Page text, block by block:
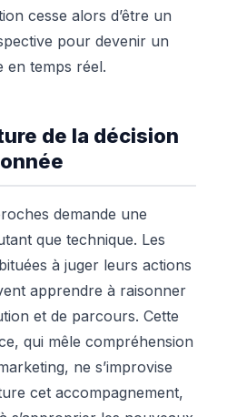
cesse alors d’être un
pour devenir un
en temps réel.
de la décision
demande une
que technique. Les
à juger leurs actions
apprendre à raisonner
et de parcours. Cette
qui mêle compréhension
ne s’improvise
cet accompagnement,